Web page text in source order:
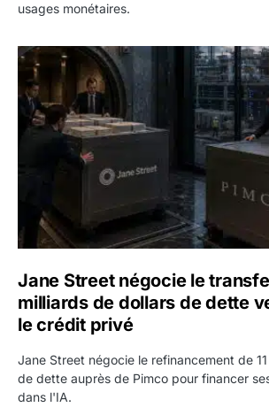
usages monétaires.
Jane Street négocie le transfert de
Jane Street négocie le
milliards de dollars de dette
le crédit privé
Jane Street négocie le refinancement de
de dette auprès de Pimco pour financer
dans l'IA.